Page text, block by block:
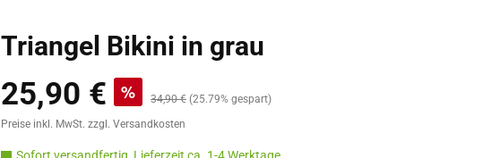
Triangel Bikini in grau
Verkaufspreis:
25,90 € % Regulärer Preis:
34,90 € (25.79% gespart)
Preise inkl. MwSt. zzgl. Versandkosten